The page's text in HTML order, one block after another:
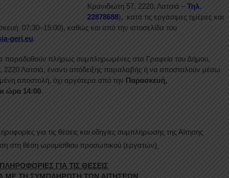
Κρανιδιώτη 57, 2220, Λατσιά –Τηλ.
22878688), κατά τις εργάσιμες ημέρες και
07:30–15:00), καθώς και από την ιστοσελίδα του
geri.eu.
παραδοθούν πλήρως συμπληρωμένες στα Γραφεία του Δήμου,
2220 Λατσιά, έναντι απόδειξης παραλαβής ή να αποσταλούν μέσω
αποστολή, όχι αργότερα από την Παρασκευή,
ώρα 14:00.
για τις θέσεις και οδηγίες συμπλήρωσης της Αίτησης
στη θέση ωρομίσθιου προσωπικού (εργατών)
ΓΙΑ ΤΙΣ ΘΕΣΕΙΣ
ΜΕ ΤΗ ΣΥΜΠΛΗΡΩΣΗ ΤΩΝ ΑΙΤΗΣΕΩΝ